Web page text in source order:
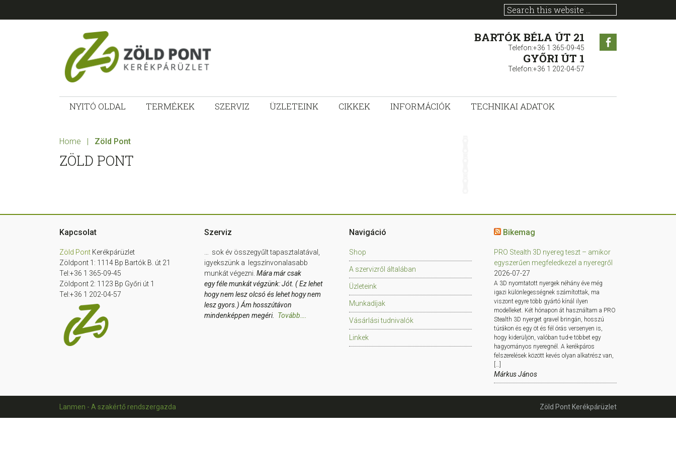
to
to
to
to
ZÖLD
KERÉKPÁRÜZLET
mindenkinek!
BARTÓK BÉLA ÚT 21
Telefon:+36 1 365-09-45
GYŐRI ÚT 1
Telefon:+36 1 202-04-57
NYITÓ OLDAL TERMÉKEK SZERVIZ ÜZLETEINK CIKKEK INFORMÁCIÓK TECHNIKAI ADATOK
Home | Zöld Pont
ZÖLD PONT
Kapcsolat
Zöld Pont Kerékpárüzlet
Zöldpont 1: 1114 Bp Bartók B. út 21
Tel:+36 1 365-09-45
Zöldpont 2: 1123 Bp Győri út 1
Tel:+36 1 202-04-57
Szerviz
… sok év összegyűlt tapasztalatával,
igyekszünk a legszínvonalasabb
munkát végezni.Mára már csak
egy féle munkát végzünk: Jót. ( Ez lehet
hogy nem lesz olcsó és lehet hogy nem
lesz gyors.) Ám hosszútávon
mindenképpen megéri. Tovább….
Navigáció
Shop
A szervizről általában
Üzleteink
Munkadíjak
Vásárlási tudnivalók
Linkek
Bikemag
PRO Stealth 3D nyereg teszt – amikor
egyszerűen megfeledkezel a nyeregről
2026-07-27
A 3D nyomtatott nyergek néhány éve még
igazi különlegességnek számítottak, ma
viszont egyre több gyártó kínál ilyen
modelleket. Két hónapon át használtam a PRO
Stealth 3D nyerget gravel bringán, hosszú
túrákon és egy öt és fél órás versenyen is,
hogy kiderüljön, valóban tud-e többet egy
hagyományos nyeregnél. A kerékpáros
felszerelések között kevés olyan alkatrész van,
Márkus János
Zöld Pont Kerékpárüzlet
Lanmen - A szakértő rendszergazda